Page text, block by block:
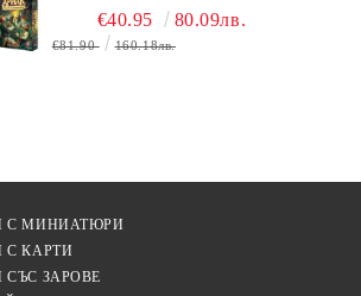
ВОДАЧИ НА ЕКСПЕДИЦИИ
+ ПРОМО КАРТИ
€40.95 80.09лв.
€81.90 160.18лв.
С МИНИАТЮРИ
С КАРТИ
СЪС ЗАРОВЕ